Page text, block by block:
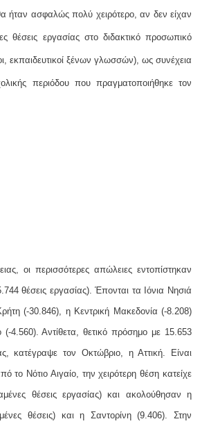
ήταν ασφαλώς πολύ χειρότερο, αν δεν είχαν
θέσεις εργασίας στο διδακτικό προσωπικό
εκπαιδευτικοί ξένων γλωσσών), ως συνέχεια
περιόδου που πραγματοποιήθηκε τον
οι περισσότερες απώλειες εντοπίστηκαν
θέσεις εργασίας). Έπονται τα Ιόνια Νησιά
(-30.846), η Κεντρική Μακεδονία (-8.208)
(-4.560). Αντίθετα, θετικό πρόσημο με 15.653
κατέγραψε τον Οκτώβριο, η Αττική. Είναι
το Νότιο Αιγαίο, την χειρότερη θέση κατείχε
θέσεις εργασίας) και ακολούθησαν η
θέσεις) και η Σαντορίνη (9.406). Στην